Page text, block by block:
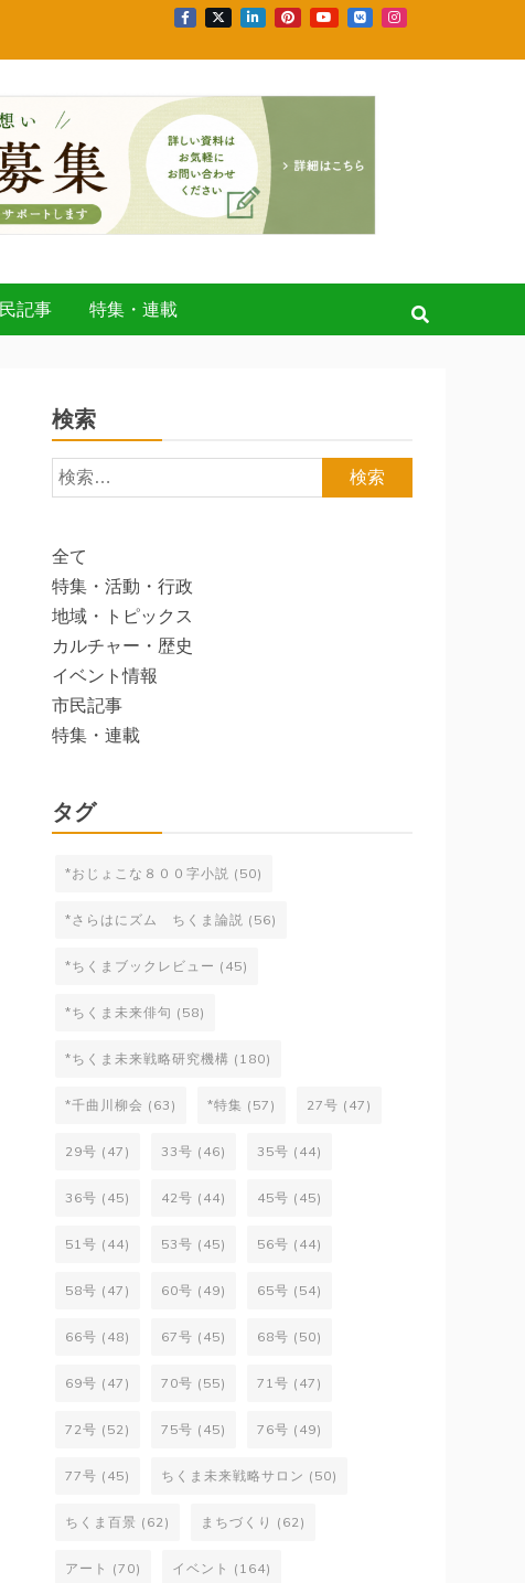
記事 特集・連載
検索
検
索:
全て
特集・活動・行政
地域・トピックス
カルチャー・歴史
イベント情報
市民記事
特集・連載
タグ
*おじょこな８００字小説 (50)
*さらはにズム ちくま論説 (56)
*ちくまブックレビュー (45)
*ちくま未来俳句 (58)
*ちくま未来戦略研究機構 (180)
*千曲川柳会 (63) *特集 (57) 27号 (47)
29号 (47) 33号 (46) 35号 (44)
36号 (45) 42号 (44) 45号 (45)
51号 (44) 53号 (45) 56号 (44)
58号 (47) 60号 (49) 65号 (54)
66号 (48) 67号 (45) 68号 (50)
69号 (47) 70号 (55) 71号 (47)
72号 (52) 75号 (45) 76号 (49)
77号 (45) ちくま未来戦略サロン (50)
ちくま百景 (62) まちづくり (62)
アート (70) イベント (164)